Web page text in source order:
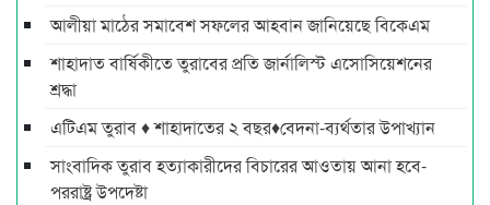
আলীয়া মাঠের সমাবেশ সফলের আহবান জানিয়েছে বিকেএম
শাহাদাত বার্ষিকীতে তুরাবের প্রতি জার্নালিস্ট এসোসিয়েশনের
শ্রদ্ধা
এটিএম তুরাব ♦ শাহাদাতের ২ বছর♦বেদনা-ব্যর্থতার উপাখ্যান
সাংবাদিক তুরাব হত্যাকারীদের বিচারের আওতায় আনা হবে-
পররাষ্ট্র উপদেষ্টা